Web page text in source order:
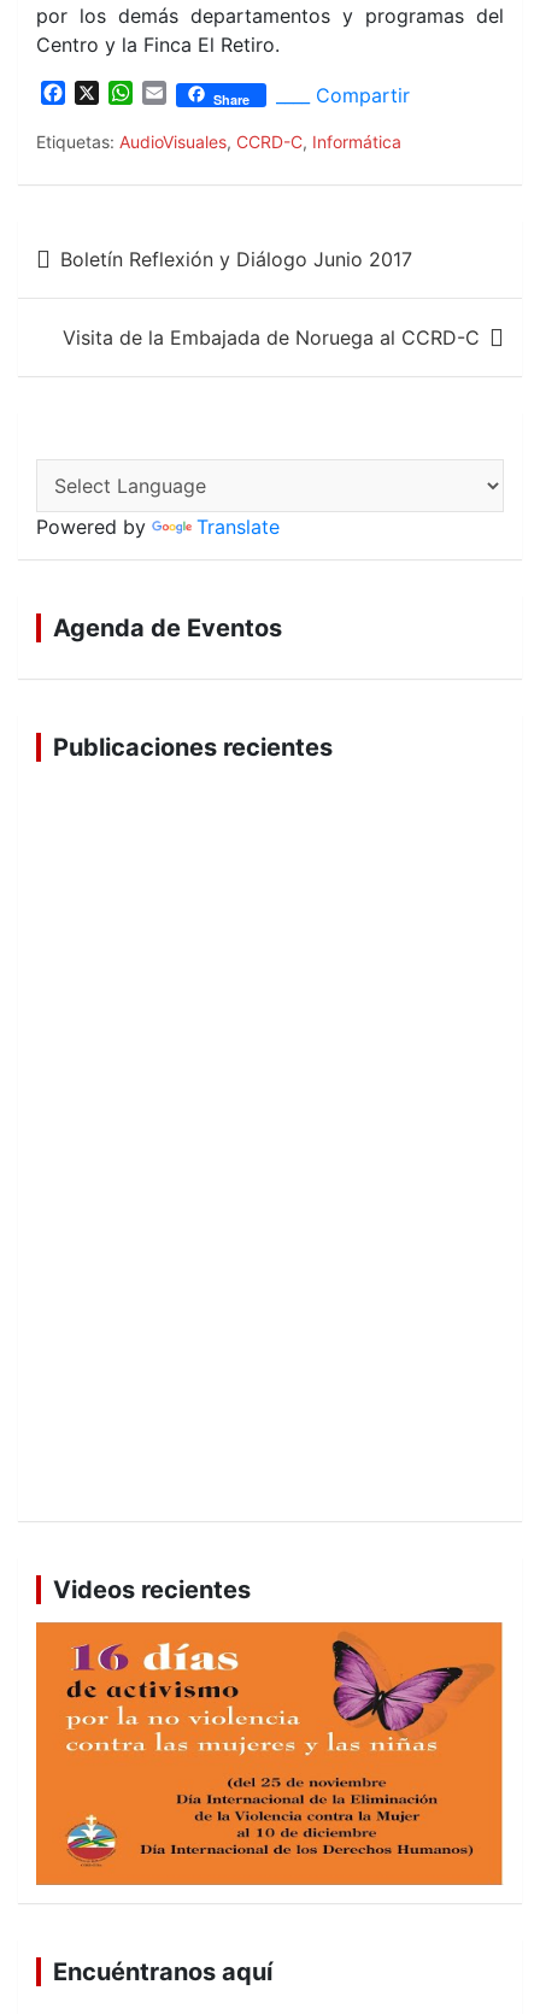
por los demás departamentos y programas del
Centro y la Finca El Retiro.
c
b
k
W
a
s
p
E
a
l
Share ____ Compartir
Etiquetas: AudioVisuales, CCRD-C, Informática
Navegación
de
entradas
Boletín Reflexión y Diálogo Junio 2017
Visita de la Embajada de Noruega al CCRD-C
Powered by Translate
Agenda de Eventos
Publicaciones recientes
Videos recientes
Encuéntranos aquí